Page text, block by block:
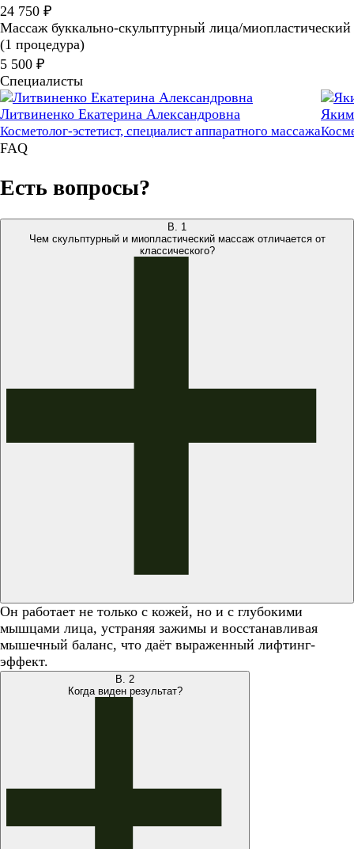
24 750 ₽
Массаж буккально-скульптурный лица/миопластический
(1 процедура)
5 500 ₽
Специалисты
Литвиненко Екатерина Александровна
Косметолог-эстетист, специалист аппаратного массажа
FAQ
Есть вопросы?
В. 1
Чем скульптурный и миопластический массаж отличается от
классического?
Он работает не только с кожей, но и с глубокими
мышцами лица, устраняя зажимы и восстанавливая
мышечный баланс, что даёт выраженный лифтинг-
эффект.
В. 2
Когда виден результат?